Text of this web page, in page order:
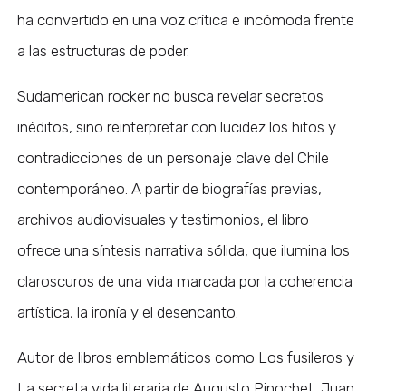
ha convertido en una voz crítica e incómoda frente
a las estructuras de poder.
Sudamerican rocker no busca revelar secretos
inéditos, sino reinterpretar con lucidez los hitos y
contradicciones de un personaje clave del Chile
contemporáneo. A partir de biografías previas,
archivos audiovisuales y testimonios, el libro
ofrece una síntesis narrativa sólida, que ilumina los
claroscuros de una vida marcada por la coherencia
artística, la ironía y el desencanto.
Autor de libros emblemáticos como Los fusileros y